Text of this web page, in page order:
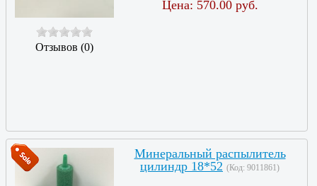
Отзывов (0)
Цена: 570.00 руб.
Минеральный распылитель
цилиндр 18*52 (Код: 9011861)